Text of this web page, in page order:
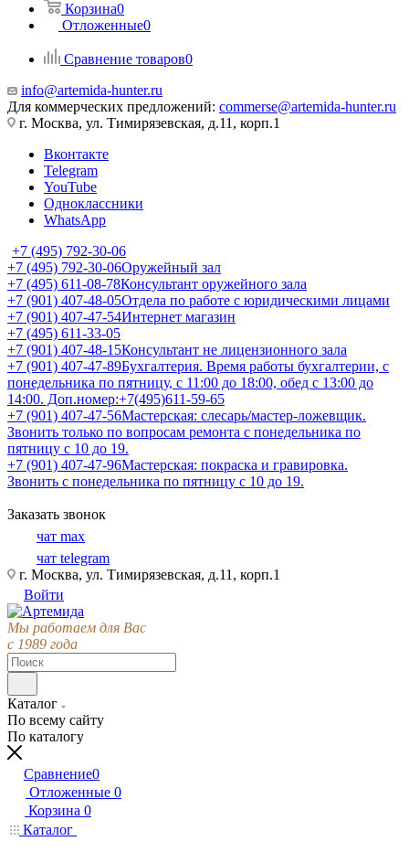
Корзина0
Отложенные0
Сравнение товаров0
info@artemida-hunter.ru
Для коммерческих предложений: commerse@artemida-hunter.ru
г. Москва, ул. Тимирязевская, д.11, корп.1
Вконтакте
Telegram
YouTube
Одноклассники
WhatsApp
+7 (495) 792-30-06
+7 (495) 792-30-06Оружейный зал
+7 (495) 611-08-78Консультант оружейного зала
+7 (901) 407-48-05Отдела по работе с юридическими лицами
+7 (901) 407-47-54Интернет магазин
+7 (495) 611-33-05
+7 (901) 407-48-15Консультант не лицензионного зала
+7 (901) 407-47-89Бухгалтерия. Время работы бухгалтерии, с
понедельника по пятницу, с 11:00 до 18:00, обед с 13:00 до
14:00. Доп.номер:+7(495)611-59-65
+7 (901) 407-47-56Мастерская: слесарь/мастер-ложевщик.
Звонить только по вопросам ремонта с понедельника по
пятницу с 10 до 19.
+7 (901) 407-47-96Мастерская: покраска и гравировка.
Звонить с понедельника по пятницу с 10 до 19.
Заказать звонок
чат max
чат telegram
г. Москва, ул. Тимирязевская, д.11, корп.1
Войти
Мы работаем для Вас
с 1989 года
Каталог
По всему сайту
По каталогу
Сравнение0
Отложенные 0
Корзина 0
Каталог